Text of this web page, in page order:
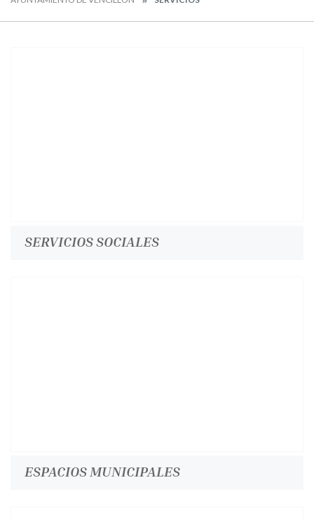
SERVICIOS SOCIALES
ESPACIOS MUNICIPALES